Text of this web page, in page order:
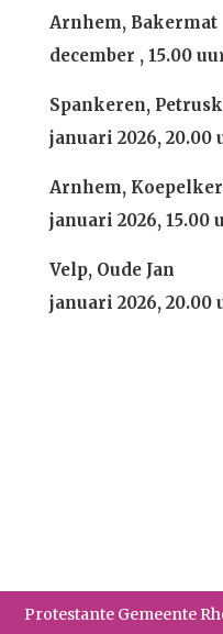
Arnhem,
december , 15.00
Spankeren,
januari 2026, 20.00
Arnhem,
januari 2026, 15.00
Velp, Oude
januari 2026, 20.00
Protestante Gemeente